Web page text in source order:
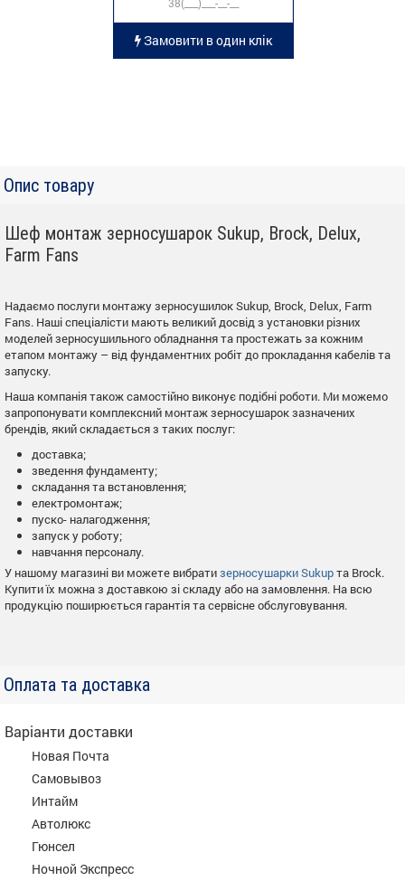
Замовити в один клік
Опис товару
Шеф монтаж зерносушарок Sukup, Brock, Delux,
Farm Fans
Надаємо послуги монтажу зерносушилок Sukup, Brock, Delux, Farm
Fans. Наші спеціалісти мають великий досвід з установки різних
моделей зерносушильного обладнання та простежать за кожним
етапом монтажу – від фундаментних робіт до прокладання кабелів та
запуску.
Наша компанія також самостійно виконує подібні роботи. Ми можемо
запропонувати комплексний монтаж зерносушарок зазначених
брендів, який складається з таких послуг:
доставка;
зведення фундаменту;
складання та встановлення;
електромонтаж;
пуско- налагодження;
запуск у роботу;
навчання персоналу.
У нашому магазині ви можете вибратизерносушарки Sukupта Brock.
Купити їх можна з доставкою зі складу або на замовлення. На всю
продукцію поширюється гарантія та сервісне обслуговування.
Оплата та доставка
Варіанти доставки
Новая Почта
Самовывоз
Интайм
Автолюкс
Гюнсел
Ночной Экспресс